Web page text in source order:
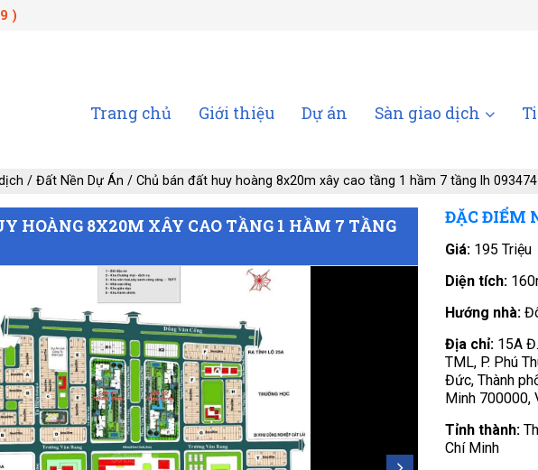
)
Trang chủ Giới thiệu Dự án Sàn giao dịch
/ Đất Nền Dự Án / Chủ bán đất huy hoàng 8x20m xây cao tầng 1 hầm 7 tầng lh
HOÀNG 8X20M XÂY CAO TẦNG 1 HẦM 7 TẦNG
ĐẶC ĐIỂM
Giá: 195 Triệu
Diện tích:
Hướng nhà:
Địa chỉ: 15A
TML, P. Phú
Đức, Thành
Minh 700000,
Tỉnh thành:
Chí Minh